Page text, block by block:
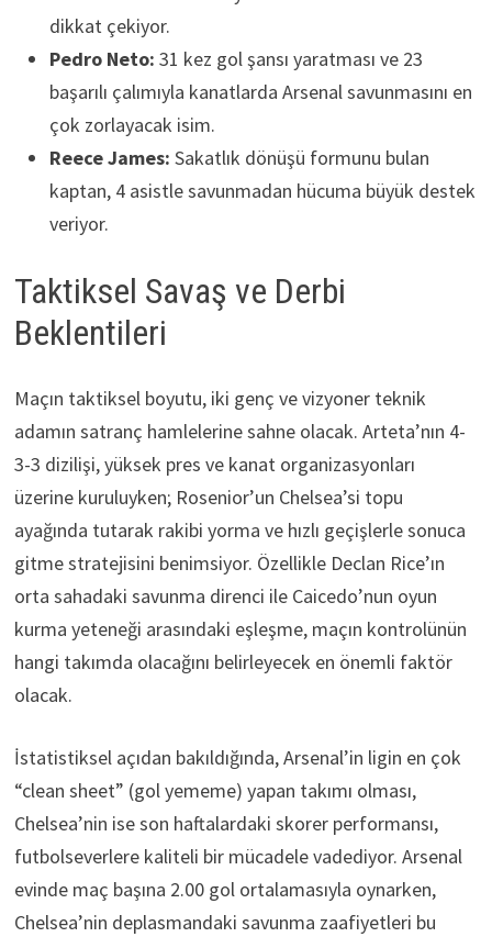
dikkat çekiyor.
Pedro Neto: 31 kez gol şansı yaratması ve 23
başarılı çalımıyla kanatlarda Arsenal savunmasını en
çok zorlayacak isim.
Reece James: Sakatlık dönüşü formunu bulan
kaptan, 4 asistle savunmadan hücuma büyük destek
veriyor.
Taktiksel Savaş ve Derbi
Beklentileri
Maçın taktiksel boyutu, iki genç ve vizyoner teknik
adamın satranç hamlelerine sahne olacak. Arteta’nın 4-
3-3 dizilişi, yüksek pres ve kanat organizasyonları
üzerine kuruluyken; Rosenior’un Chelsea’si topu
ayağında tutarak rakibi yorma ve hızlı geçişlerle sonuca
gitme stratejisini benimsiyor. Özellikle Declan Rice’ın
orta sahadaki savunma direnci ile Caicedo’nun oyun
kurma yeteneği arasındaki eşleşme, maçın kontrolünün
hangi takımda olacağını belirleyecek en önemli faktör
olacak.
İstatistiksel açıdan bakıldığında, Arsenal’in ligin en çok
“clean sheet” (gol yememe) yapan takımı olması,
Chelsea’nin ise son haftalardaki skorer performansı,
futbolseverlere kaliteli bir mücadele vadediyor. Arsenal
evinde maç başına 2.00 gol ortalamasıyla oynarken,
Chelsea’nin deplasmandaki savunma zaafiyetleri bu